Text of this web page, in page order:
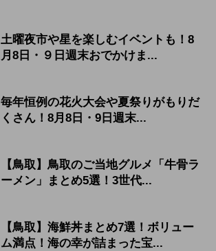
土曜夜市や星を楽しむイベントも！8
月8日・９日週末おでかけま...
毎年恒例の花火大会や夏祭りがもりだ
くさん！8月8日・9日週末...
【鳥取】鳥取のご当地グルメ「牛骨ラ
ーメン」まとめ5選！3世代...
【鳥取】海鮮丼まとめ7選！ボリュー
ム満点！海の幸が詰まった宝...